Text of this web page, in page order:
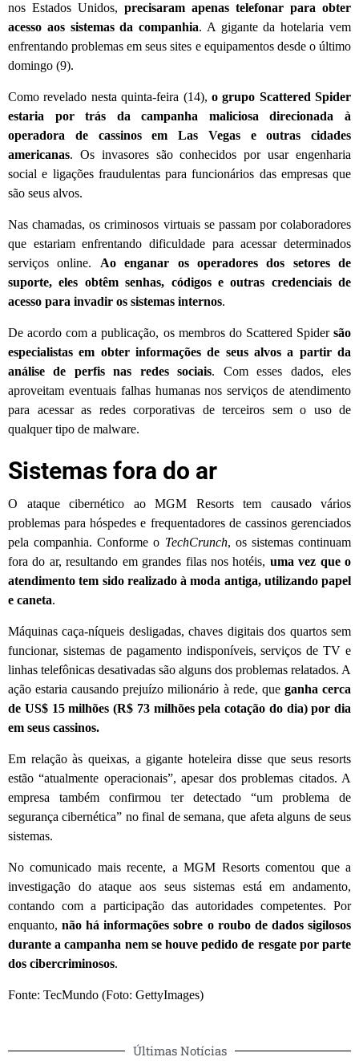
nos Estados Unidos, precisaram apenas telefonar para obter
acesso aos sistemas da companhia. A gigante da hotelaria vem
enfrentando problemas em seus sites e equipamentos desde o último
domingo (9).
Como revelado nesta quinta-feira (14), o grupo Scattered Spider
estaria por trás da campanha maliciosa direcionada à
operadora de cassinos em Las Vegas e outras cidades
americanas. Os invasores são conhecidos por usar engenharia
social e ligações fraudulentas para funcionários das empresas que
são seus alvos.
Nas chamadas, os criminosos virtuais se passam por colaboradores
que estariam enfrentando dificuldade para acessar determinados
serviços online. Ao enganar os operadores dos setores de
suporte, eles obtêm senhas, códigos e outras credenciais de
acesso para invadir os sistemas internos.
De acordo com a publicação, os membros do Scattered Spider são
especialistas em obter informações de seus alvos a partir da
análise de perfis nas redes sociais. Com esses dados, eles
aproveitam eventuais falhas humanas nos serviços de atendimento
para acessar as redes corporativas de terceiros sem o uso de
qualquer tipo de malware.
Sistemas fora do ar
O ataque cibernético ao MGM Resorts tem causado vários
problemas para hóspedes e frequentadores de cassinos gerenciados
pela companhia. Conforme o TechCrunch, os sistemas continuam
fora do ar, resultando em grandes filas nos hotéis, uma vez que o
atendimento tem sido realizado à moda antiga, utilizando papel
e caneta.
Máquinas caça-níqueis desligadas, chaves digitais dos quartos sem
funcionar, sistemas de pagamento indisponíveis, serviços de TV e
linhas telefônicas desativadas são alguns dos problemas relatados. A
ação estaria causando prejuízo milionário à rede, queganha cerca
de US$ 15 milhões (R$ 73 milhões pela cotação do dia) por dia
em seus cassinos.
Em relação às queixas, a gigante hoteleira disse que seus resorts
estão “atualmente operacionais”, apesar dos problemas citados. A
empresa também confirmou ter detectado “um problema de
segurança cibernética” no final de semana, que afeta alguns de seus
sistemas.
No comunicado mais recente, a MGM Resorts comentou que a
investigação do ataque aos seus sistemas está em andamento,
contando com a participação das autoridades competentes. Por
enquanto,não há informações sobre o roubo de dados sigilosos
durante a campanha nem se houve pedido de resgate por parte
dos cibercriminosos.
Fonte: TecMundo (Foto: GettyImages)
Últimas Notícias